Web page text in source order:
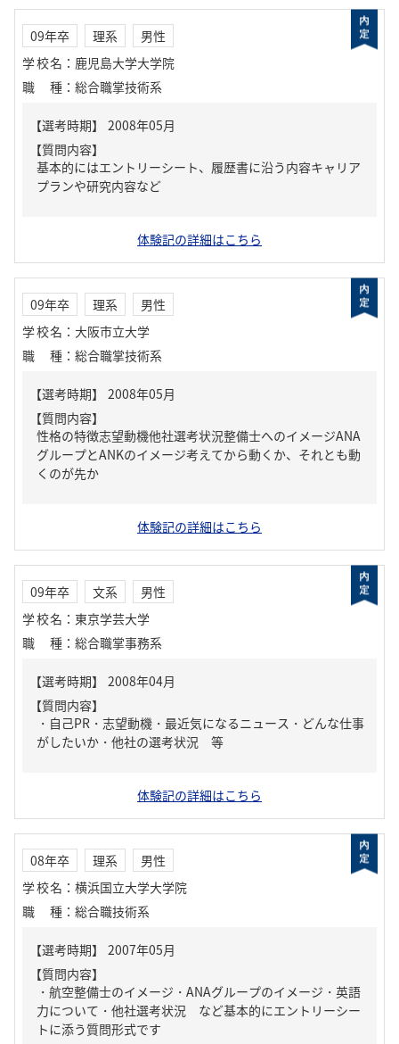
09年卒 理系
男性
学校名 ： 鹿児島大学大学院
職種 ： 総合職掌技術系
【質問内容】
基本的にはエントリーシート、履歴書に沿う内容キャリア
プランや研究内容など
体験記の詳細はこちら
09年卒 理系
男性
学校名 ： 大阪市立大学
職種 ： 総合職掌技術系
【質問内容】
性格の特徴志望動機他社選考状況整備士へのイメージANA
グループとANKのイメージ考えてから動くか、それとも動
くのが先か
体験記の詳細はこちら
09年卒 文系
男性
学校名 ： 東京学芸大学
職種 ： 総合職掌事務系
【質問内容】
・自己PR・志望動機・最近気になるニュース・どんな仕事
がしたいか・他社の選考状況 等
体験記の詳細はこちら
08年卒 理系
男性
学校名 ： 横浜国立大学大学院
職種 ： 総合職技術系
【質問内容】
・航空整備士のイメージ・ANAグループのイメージ・英語
力について・他社選考状況 など基本的にエントリーシー
トに添う質問形式です